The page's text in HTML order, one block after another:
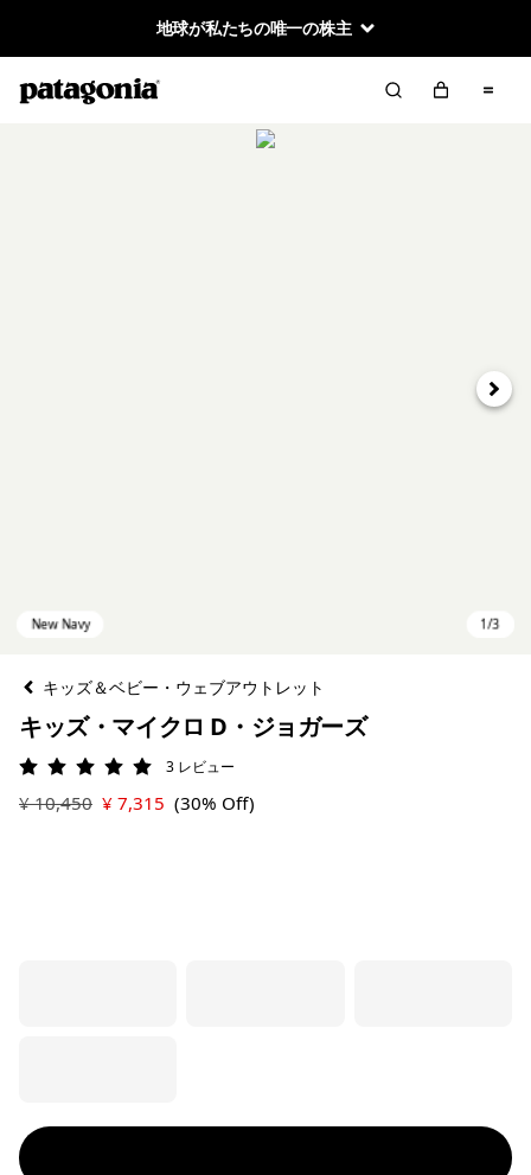
地球が私たちの唯一の株主
次へ
キッズ＆ベビー・ウェブアウトレット
キッズ・マイクロ D・ジョガーズ
評価: 5 / 5 3 レビュー
¥ 10,450 ¥ 7,315 (30% Off)